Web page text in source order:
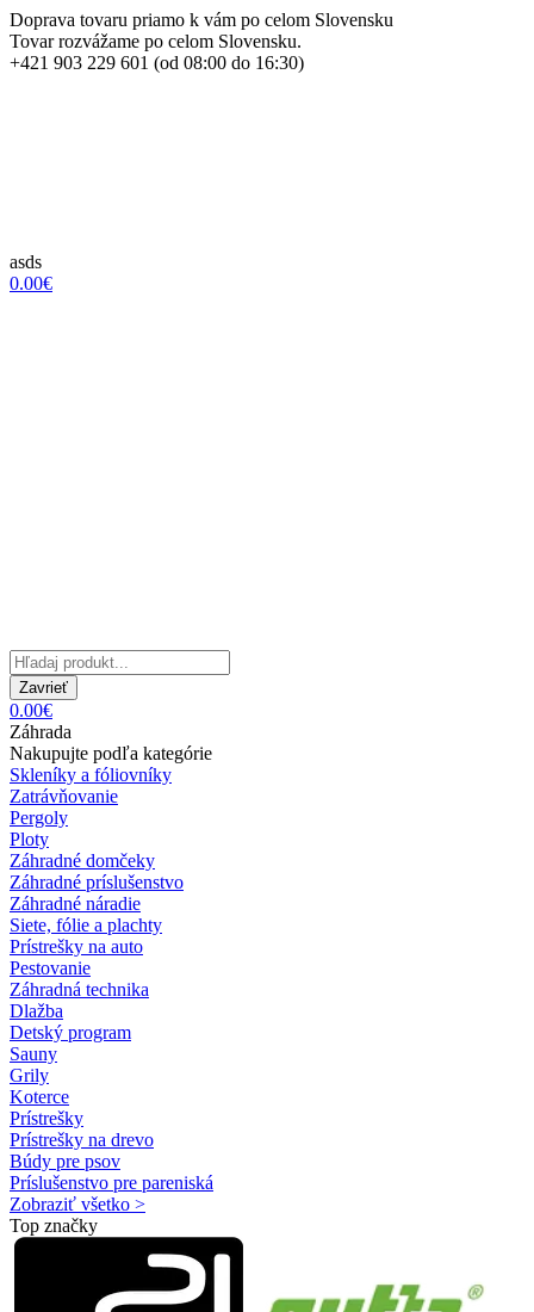
Doprava tovaru priamo k vám po celom Slovensku
Tovar rozvážame po celom Slovensku.
+421 903 229 601 (od 08:00 do 16:30)
asds
0.00€
Zavrieť
0.00€
Záhrada
Nakupujte podľa kategórie
Skleníky a fóliovníky
Zatrávňovanie
Pergoly
Ploty
Záhradné domčeky
Záhradné príslušenstvo
Záhradné náradie
Siete, fólie a plachty
Prístrešky na auto
Pestovanie
Záhradná technika
Dlažba
Detský program
Sauny
Grily
Koterce
Prístrešky
Prístrešky na drevo
Búdy pre psov
Príslušenstvo pre pareniská
Zobraziť všetko >
Top značky